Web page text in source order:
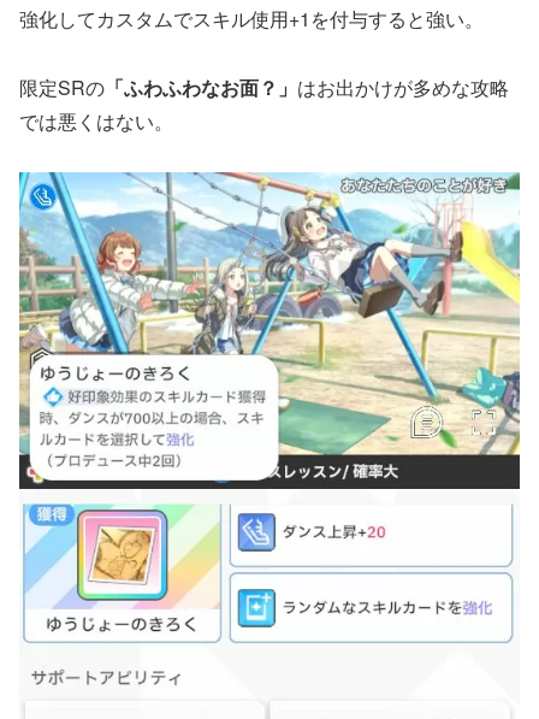
強化してカスタムでスキル使用+1を付与すると強い。
限定SRの 「ふわふわなお面？」 はお出かけが多めな攻略
では悪くはない。